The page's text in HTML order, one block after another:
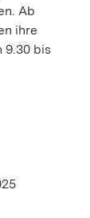
Ab
ihre
9.30 bis